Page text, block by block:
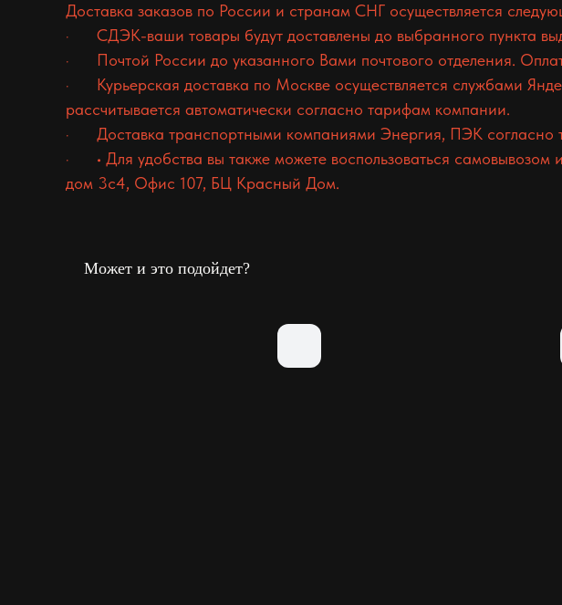
Доставка заказов по России и странам СНГ осуществляется
· СДЭК-ваши товары будут доставлены до выбранного пункта
· Почтой России до указанного Вами почтового отделения.
· Курьерская доставка по Москве осуществляется службами
рассчитывается автоматически согласно тарифам компании.
· Доставка транспортными компаниями Энергия, ПЭК согласно
· • Для удобства вы также можете воспользоваться самовывозом
дом 3с4, Офис 107, БЦ Красный Дом.
Может и это подойдет?